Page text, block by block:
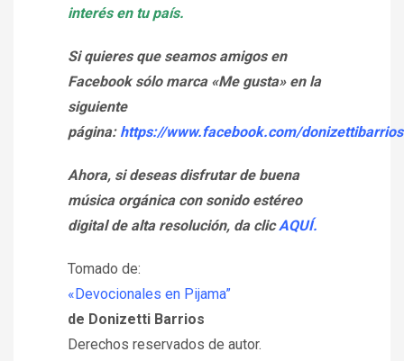
interés en tu país.
Si quieres que seamos amigos en
Facebook sólo marca «Me gusta» en la
siguiente
página: https://www.facebook.com/donizettibarrios
Ahora, si deseas disfrutar de buena
música orgánica con sonido estéreo
digital de alta resolución, da clicAQUÍ.
Tomado de:
«Devocionales en Pijama”
de Donizetti Barrios
Derechos reservados de autor.